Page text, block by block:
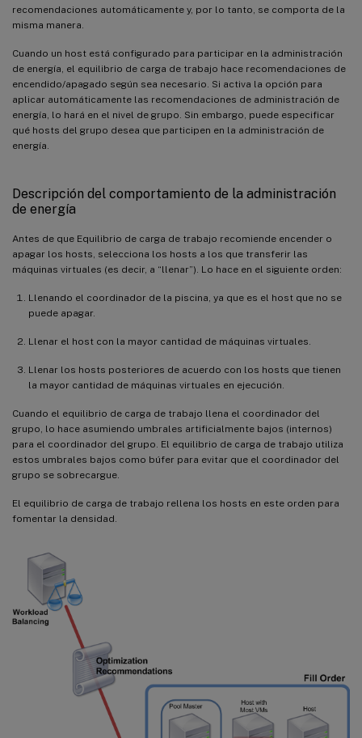
recomendaciones automáticamente y, por lo tanto, se comporta de la
misma manera.
Cuando un host está configurado para participar en la administración
de energía, el equilibrio de carga de trabajo hace recomendaciones de
encendido/apagado según sea necesario. Si activa la opción para
aplicar automáticamente las recomendaciones de administración de
energía, lo hará en el nivel de grupo. Sin embargo, puede especificar
qué hosts del grupo desea que participen en la administración de
energía.
Descripción del comportamiento de la administración
de energía
Antes de que Equilibrio de carga de trabajo recomiende encender o
apagar los hosts, selecciona los hosts a los que transferir las
máquinas virtuales (es decir, a “llenar”). Lo hace en el siguiente orden:
Llenando el coordinador de la piscina, ya que es el host que no se
puede apagar.
Llenar el host con la mayor cantidad de máquinas virtuales.
Llenar los hosts posteriores de acuerdo con los hosts que tienen
la mayor cantidad de máquinas virtuales en ejecución.
Cuando el equilibrio de carga de trabajo llena el coordinador del
grupo, lo hace asumiendo umbrales artificialmente bajos (internos)
para el coordinador del grupo. El equilibrio de carga de trabajo utiliza
estos umbrales bajos como búfer para evitar que el coordinador del
grupo se sobrecargue.
El equilibrio de carga de trabajo rellena los hosts en este orden para
fomentar la densidad.